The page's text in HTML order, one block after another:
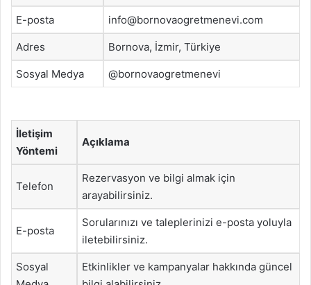
E-posta info@bornovaogretmenevi.com
Adres Bornova, İzmir, Türkiye
Sosyal Medya @bornovaogretmenevi
İletişim
Yöntemi
Açıklama
Telefon
Rezervasyon ve bilgi almak için
arayabilirsiniz.
E-posta
Sorularınızı ve taleplerinizi e-posta yoluyla
iletebilirsiniz.
Sosyal
Etkinlikler ve kampanyalar hakkında güncel